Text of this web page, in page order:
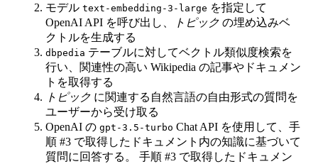
モデル text-embedding-3-large を指定して
OpenAI API を呼び出し、
トピック の埋め込みベ
クトルを生成する
dbpedia テーブルに対してベクトル類似度検索を
行い、関連性の高い Wikipedia の記事やドキュメン
トを取得する
トピック に関連する自然言語の自由形式の質問を
ユーザーから受け取る
OpenAI の gpt-3.5-turbo Chat API を使用して、手
順 #3 で取得したドキュメント内の知識に基づいて
質問に回答する。 手順 #3 で取得したドキュメン